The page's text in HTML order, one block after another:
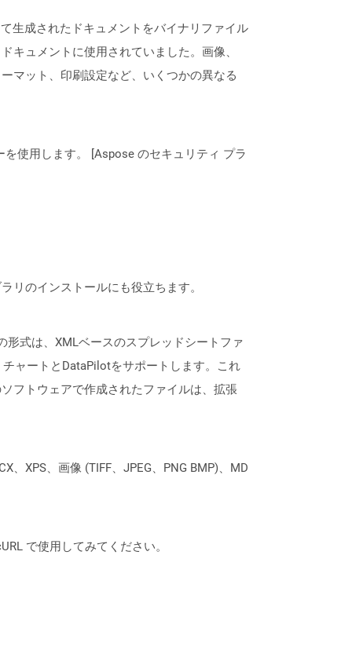
生成されたドキュメントをバイナリファイル
キュメントに使用されていました。画像、
マット、印刷設定など、いくつかの異なる
使用します。 [Aspose のセキュリティ プラ
リのインストールにも役立ちます。
形式は、XMLベースのスプレッドシートファ
ャートとDataPilotをサポートします。これ
フトウェアで作成されたファイルは、拡張
XPS、画像 (TIFF、JPEG、PNG BMP)、MD
で使用してみてください。